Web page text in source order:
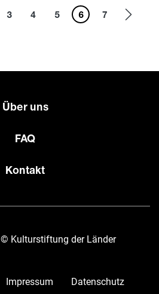
3 4 5 6 7
Über uns
FAQ
Kontakt
© Kulturstiftung der Länder
Impressum Datenschutz